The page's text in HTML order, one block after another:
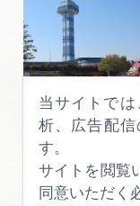
チューリップ祭
当サイトで
析、広告配信
す。
サイトを閲覧
同意いただく